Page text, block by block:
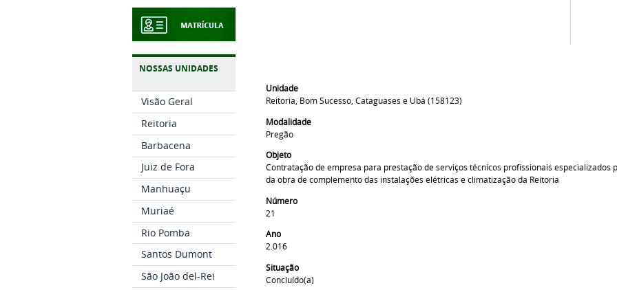
NOSSAS UNIDADES
Visão Geral
Reitoria
Barbacena
Juiz de Fora
Manhuaçu
Muriaé
Rio Pomba
Santos Dumont
São João del-Rei
Unidade
Reitoria, Bom Sucesso, Cataguases e Ubá (158123)
Modalidade
Pregão
Objeto
Contratação de empresa para prestação de serviços técnicos profissionais especializados
da obra de complemento das instalações elétricas e climatização da Reitoria
Número
21
Ano
2.016
Situação
Concluído(a)